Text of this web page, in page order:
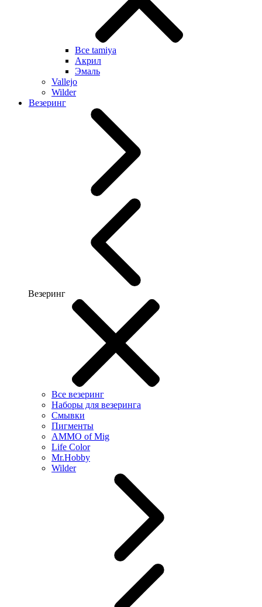
Все tamiya
Акрил
Эмаль
Vallejo
Wilder
Везеринг
Везеринг
Все везеринг
Наборы для везеринга
Смывки
Пигменты
AMMO of Mig
Life Color
Mr.Hobby
Wilder